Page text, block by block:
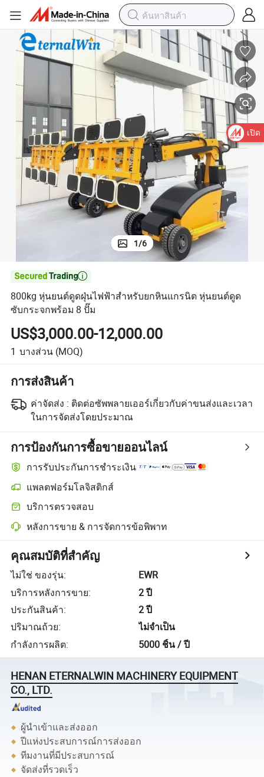
1/6

800kg หุ่นยนต์ดูดฝุ่นไฟฟ้าสำหรับยกหินแกรนิต หุ่นยนต์ดูด
ซับกระจกพร้อม 8 ปั๊ม
US$3,000.00-12,000.00
1 บางส่วน (MOQ)
การส่งสินค้า
ค่าจัดส่ง : ติดต่อซัพพลายเออร์เกี่ยวกับค่าขนส่งและเวลา
ในการจัดส่งโดยประมาณ
การป้องกันการซื้อขายออนไลน์
การรับประกันการชำระเงิน
แพลตฟอร์มโลจิสติกส์
บริการตรวจสอบ
หลังการขาย & การจัดการข้อพิพาท
คุณสมบัติที่สำคัญ
ไม่ใช่ ของรุ่น:
EWR
บริการหลังการขาย:
2 ปี
ประกันสินค้า:
2 ปี
ปริมาณถ้วย:
ไม่จำเป็น
กำลังการผลิต: 5000 ชิ้น / ปี
HENAN ETERNALWIN MACHINERY EQUIPMENT
CO., LTD.
ผู้นำเข้าและส่งออก
ปีแห่งประสบการณ์การส่งออก
ทีมงานที่มีประสบการณ์
จัดส่งที่รวดเร็ว
เปิด